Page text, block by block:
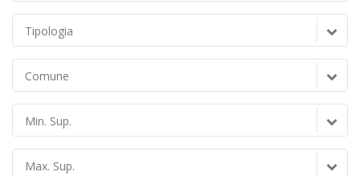
Tipologia
Comune
Min. Sup.
Max. Sup.